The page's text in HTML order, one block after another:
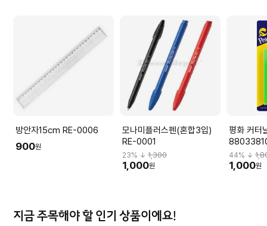
방안자15cm RE-0006
900원
모나미플러스펜(혼합3입)
RE-0001
23% ↓1,300
1,000원
평화 커터
44% ↓
1,000원
지금 주목해야 할 인기 상품이에요!